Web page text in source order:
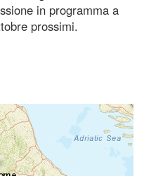
in programma a
prossimi.